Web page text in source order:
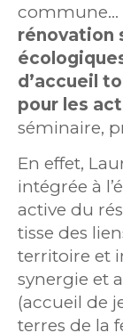
commune…
rénovation
d’accueil
pour les
séminaire,
En effet,
intégrée à
active du
tisse des
territoire et
synergie et
(accueil de
terres de la